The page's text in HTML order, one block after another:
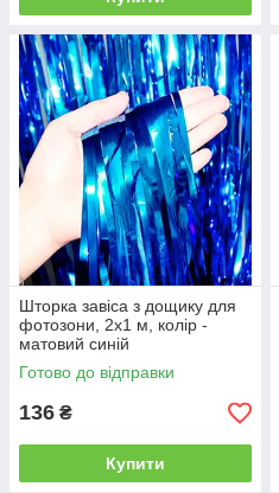
Шторка завіса з дощику для
фотозони, 2х1 м, колір -
матовий синій
Готово до відправки
136 ₴
Купити